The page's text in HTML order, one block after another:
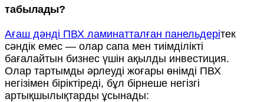
табылады?
Ағаш дәнді ПВХ ламинатталған панельдерітек
сәндік емес — олар сапа мен тиімділікті
бағалайтын бизнес үшін ақылды инвестиция.
Олар тартымды әрлеуді жоғары өнімді ПВХ
негізімен біріктіреді, бұл бірнеше негізгі
артықшылықтарды ұсынады: